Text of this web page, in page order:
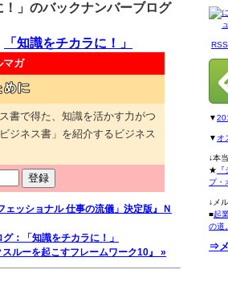
」のバックナンバーブログ
「知識をチカラに！」
マガ
書で得た、知識を活かす力がつ
ジネス書」を紹介するビジネス
ッショナル 仕事の流儀」決定版』Ｎ
：「知識をチカラに！」
ルーを起こすフレームワーク10』 »
▼
▼ オ
↓本
★
プ・
↓メ
■起
の道
⇒